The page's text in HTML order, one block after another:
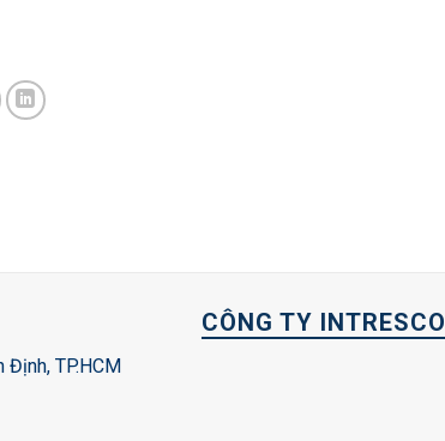
Định, TP.HCM
CÔNG TY INTRESCO